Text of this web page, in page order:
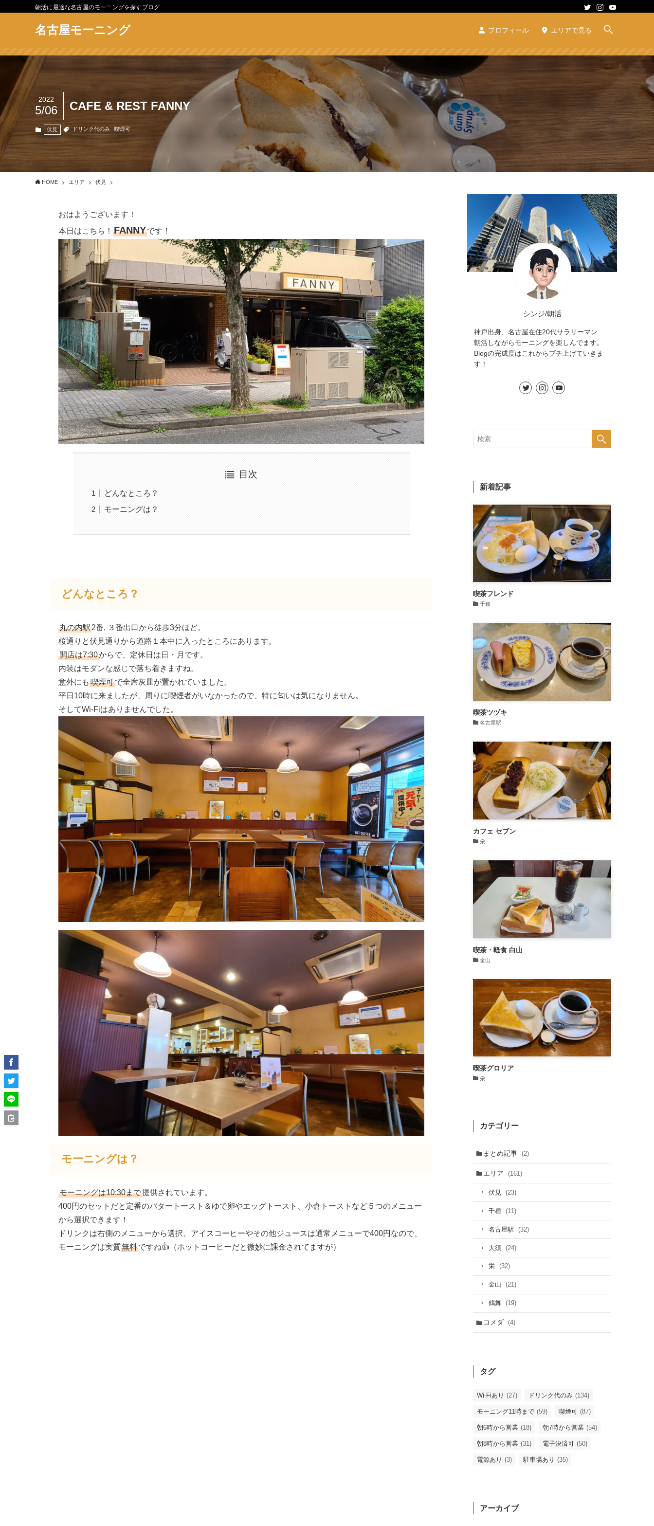
朝活に最適な名古屋のモーニングを探すブログ
名古屋モーニング プロフィール エリアで見る
CAFE & REST FANNY
2022
5/06
伏見 ドリンク代のみ 喫煙可
HOME エリア 伏見
おはようございます！
本日はこちら！ FANNYです！
目次
どんなところ？
モーニングは？
どんなところ？
丸の内駅2番, ３番出口から徒歩3分ほど。
桜通りと伏見通りから道路１本中に入ったところにあります。
開店は7:30からで、定休日は日・月です。
内装はモダンな感じで落ち着きますね。
意外にも 喫煙可で全席灰皿が置かれていました。
平日10時に来ましたが、周りに喫煙者がいなかったので、特に匂いは気になりません。
そしてWi-Fiはありませんでした。
モーニングは？
モーニングは10:30まで提供されています。
400円のセットだと定番のバタートースト＆ゆで卵やエッグトースト、小倉トーストなど５つのメニュー
から選択できます！
ドリンクは右側のメニューから選択。アイスコーヒーやその他ジュースは通常メニューで400円なので、
モーニングは実質無料ですね👍（ホットコーヒーだと微妙に課金されてますが）
シンジ/朝活
神戸出身、名古屋在住20代サラリーマン
朝活しながらモーニングを楽しんでます。
Blogの完成度はこれからブチ上げていきま
す！
新着記事
喫茶フレンド
千種
喫茶ツヅキ
名古屋駅
カフェ セブン
栄
喫茶・軽食 白山
金山
喫茶グロリア
栄
カテゴリー
まとめ記事 (2)
エリア (161)
伏見 (23)
千種 (11)
名古屋駅 (32)
大須 (24)
栄 (32)
金山 (21)
鶴舞 (19)
コメダ (4)
タグ
Wi-Fiあり (27) ドリンク代のみ (134)
モーニング11時まで (59) 喫煙可 (87)
朝6時から営業 (18) 朝7時から営業 (54)
朝8時から営業 (31) 電子決済可 (50)
電源あり (3) 駐車場あり (35)
アーカイブ